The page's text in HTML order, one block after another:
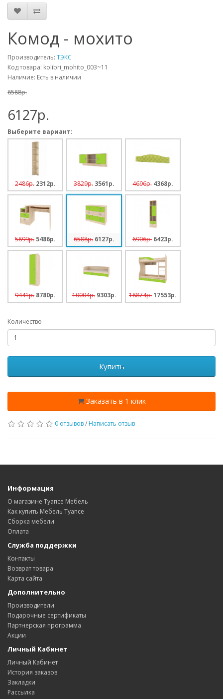
Комод - мохито
Производитель: ТЭКС
Код товара: kolibri_mohito_003~11
Наличие: Есть в наличии
6588p.
6127p.
Выберите вариант:
2486p. 2312p. 3829p. 3561p. 4696p. 4368p.
5899p. 5486p. 6588p. 6127p. 6906p. 6423p.
9441p. 8780p. 10004p. 9303p. 18874p.17553p.
Количество
Купить
Заказать в 1 клик
0 отзывов/ Написать отзыв
Информация
О магазине Туапсе Мебель
Как купить Мебель Туапсе
Сборка мебели
Оплата
Служба поддержки
Контакты
Возврат товара
Карта сайта
Дополнительно
Производители
Подарочные сертификаты
Партнерская программа
Акции
Личный Кабинет
Личный Кабинет
История заказов
Закладки
Рассылка